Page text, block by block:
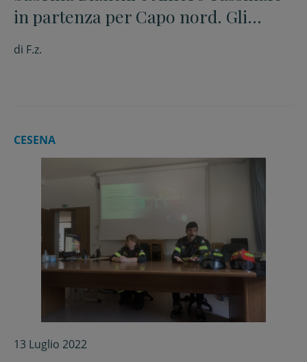
in partenza per Capo nord. Gli
ultimi preparativi
di F.z.
CESENA
13 Luglio 2022